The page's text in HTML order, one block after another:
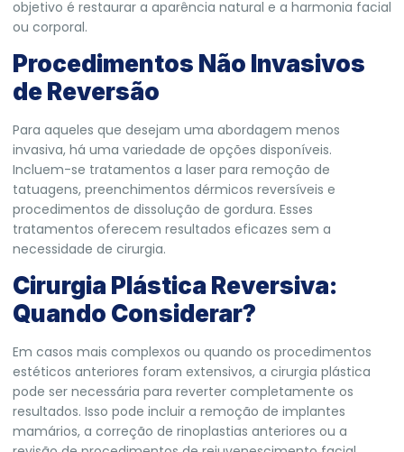
objetivo é restaurar a aparência natural e a harmonia facial
ou corporal.
Procedimentos Não Invasivos
de Reversão
Para aqueles que desejam uma abordagem menos
invasiva, há uma variedade de opções disponíveis.
Incluem-se tratamentos a laser para remoção de
tatuagens, preenchimentos dérmicos reversíveis e
procedimentos de dissolução de gordura. Esses
tratamentos oferecem resultados eficazes sem a
necessidade de cirurgia.
Cirurgia Plástica Reversiva:
Quando Considerar?
Em casos mais complexos ou quando os procedimentos
estéticos anteriores foram extensivos, a cirurgia plástica
pode ser necessária para reverter completamente os
resultados. Isso pode incluir a remoção de implantes
mamários, a correção de rinoplastias anteriores ou a